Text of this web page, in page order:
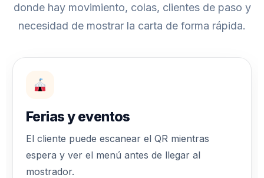
donde hay movimiento, colas, clientes de paso y
necesidad de mostrar la carta de forma rápida.
Ferias y eventos
El cliente puede escanear el QR mientras
espera y ver el menú antes de llegar al
mostrador.